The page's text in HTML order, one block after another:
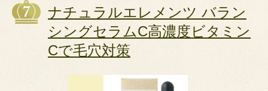
ナチュラルエレメンツ バラン
シングセラムC高濃度ビタミン
Cで毛穴対策